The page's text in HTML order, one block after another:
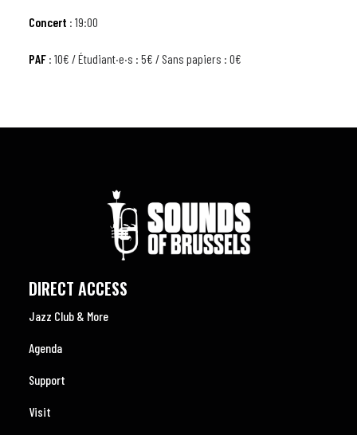
Concert : 19:00
PAF : 10€ / Étudiant·e·s : 5€ / Sans papiers : 0€
DIRECT ACCESS
Jazz Club & More
Agenda
Support
Visit